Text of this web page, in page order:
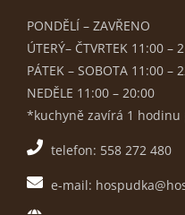
PONDĚLÍ – ZAVŘENO
ÚTERÝ– ČTVRTEK 11:00 –
PÁTEK – SOBOTA 11:00 –
NEDĚLE 11:00 – 20:00
*kuchyně zavírá 1
telefon: 558 272 480
e-mail: